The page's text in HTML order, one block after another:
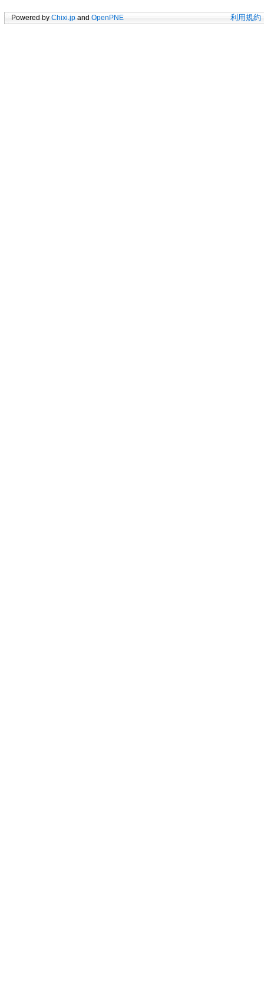
Powered by Chixi.jp and OpenPNE 利用規約